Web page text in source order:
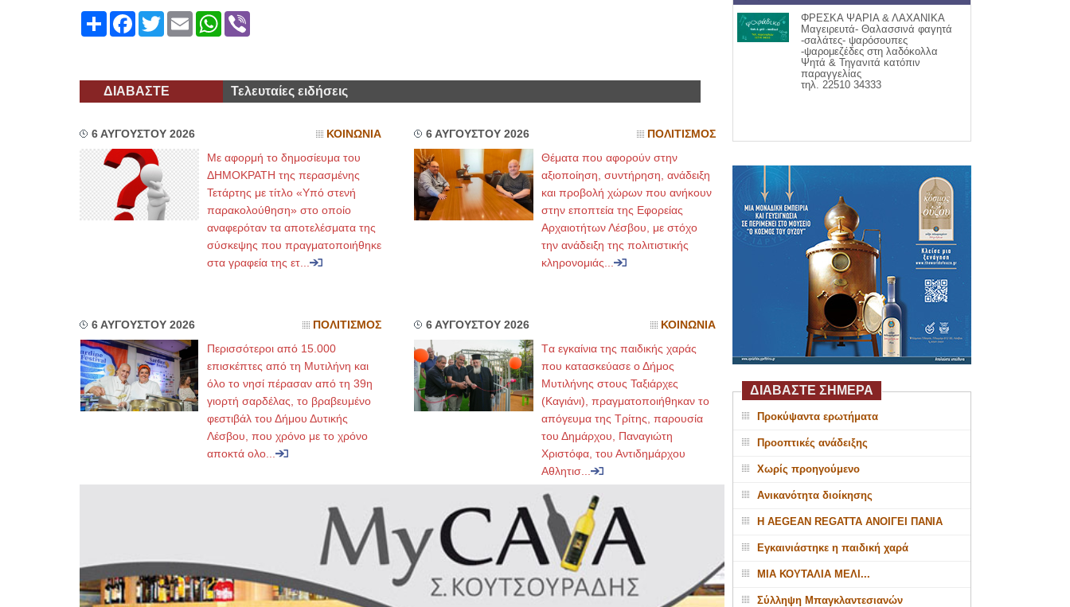
ShareFacebook
TwitterEmailWhatsApp
Viber
ΔΙΑΒΑΣΤΕ Τελευταίες ειδήσεις
6 ΑΥΓΟΥΣΤΟΥ 2026 ΚΟΙΝΩΝΙΑ
Με αφορμή το δημοσίευμα του
ΔΗΜΟΚΡΑΤΗ της περασμένης
Τετάρτης με τίτλο «Υπό στενή
παρακολούθηση» στο οποίο
αναφερόταν τα αποτελέσματα της
σύσκεψης που πραγματοποιήθηκε
στα γραφεία της ετ...
6 ΑΥΓΟΥΣΤΟΥ 2026 ΠΟΛΙΤΙΣΜΟΣ
Θέματα που αφορούν στην
αξιοποίηση, συντήρηση, ανάδειξη
και προβολή χώρων που ανήκουν
στην εποπτεία της Εφορείας
Αρχαιοτήτων Λέσβου, με στόχο
την ανάδειξη της πολιτιστικής
κληρονομιάς...
6 ΑΥΓΟΥΣΤΟΥ 2026 ΠΟΛΙΤΙΣΜΟΣ
Περισσότεροι από 15.000
επισκέπτες από τη Μυτιλήνη και
όλο το νησί πέρασαν από τη 39η
γιορτή σαρδέλας, το βραβευμένο
φεστιβάλ του Δήμου Δυτικής
Λέσβου, που χρόνο με το χρόνο
αποκτά ολο...
6 ΑΥΓΟΥΣΤΟΥ 2026 ΚΟΙΝΩΝΙΑ
Tα εγκαίνια της παιδικής χαράς
που κατασκεύασε ο Δήμος
Μυτιλήνης στους Ταξιάρχες
(Καγιάνι), πραγματοποιήθηκαν το
απόγευμα της Τρίτης, παρουσία
του Δημάρχου, Παναγιώτη
Χριστόφα, του Αντιδημάρχου
Αθλητισ...
ΦΡΕΣΚΑ ΨΑΡΙΑ & ΛΑΧΑΝΙΚΑ
Μαγειρευτά- Θαλασσινά φαγητά
-σαλάτες- ψαρόσουπες
-ψαρομεζέδες στη λαδόκολλα
Ψητά & Τηγανιτά κατόπιν
παραγγελίας
τηλ. 22510 34333
ΔΙΑΒΑΣΤΕ ΣΗΜΕΡΑ
Προκύψαντα ερωτήματα
Προοπτικές ανάδειξης
Χωρίς προηγούμενο
Ανικανότητα διοίκησης
Η AEGEAN REGATTA ΑΝΟΙΓΕΙ ΠΑΝΙΑ
Εγκαινιάστηκε η παιδική χαρά
ΜΙΑ ΚΟΥΤΑΛΙΑ ΜΕΛΙ...
Σύλληψη Μπαγκλαντεσιανών